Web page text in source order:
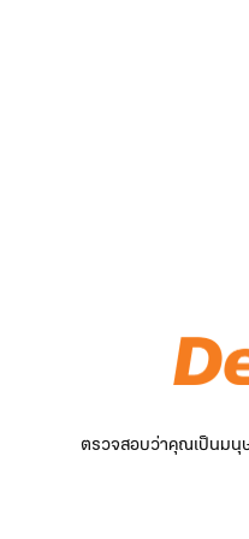
ตรวจสอบว่าคุณเป็นมนุ